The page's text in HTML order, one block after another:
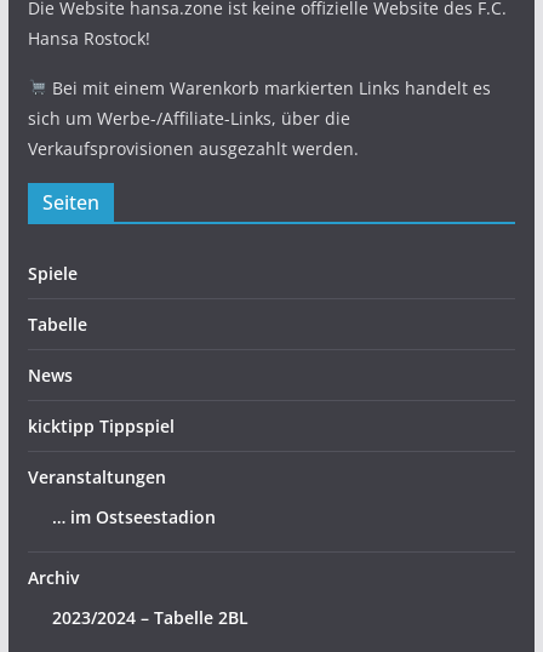
Die Website hansa.zone ist keine offizielle Website des F.C.
Hansa Rostock!
Bei mit einem Warenkorb markierten Links handelt es
sich um Werbe-/Affiliate-Links, über die
Verkaufsprovisionen ausgezahlt werden.
Seiten
Spiele
Tabelle
News
kicktipp Tippspiel
Veranstaltungen
… im Ostseestadion
Archiv
2023/2024 – Tabelle 2BL